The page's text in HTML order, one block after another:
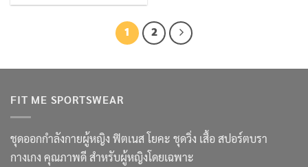
1 2
FIT ME SPORTSWEAR
ชุดออกกำลังกายผู้หญิง ฟิตเนส โยคะ ชุดวิ่ง เสื้อ สปอร์ตบรา
กางเกง คุณภาพดี สำหรับผู้หญิงโดยเฉพาะ